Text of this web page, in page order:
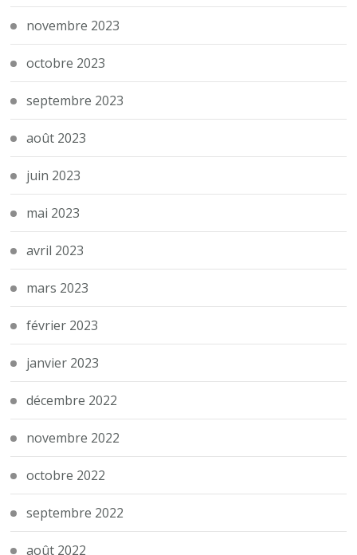
novembre 2023
octobre 2023
septembre 2023
août 2023
juin 2023
mai 2023
avril 2023
mars 2023
février 2023
janvier 2023
décembre 2022
novembre 2022
octobre 2022
septembre 2022
août 2022